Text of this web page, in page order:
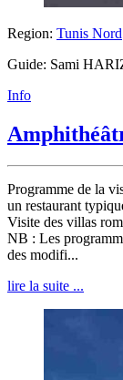
Region: Tunis Nord
Guide: Sami
Info
Programme de la
un restaurant
Visite des villas
NB : Les
des modifi...
lire la suite ...